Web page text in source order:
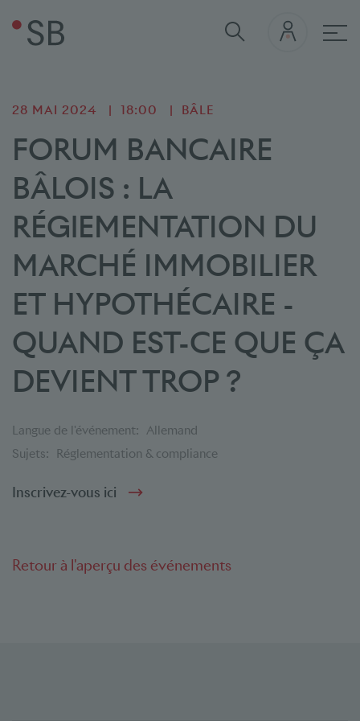
28 MAI 2024 18:00 BÂLE
FORUM BANCAIRE
BÂLOIS : LA
RÉGlEMENTATION DU
MARCHÉ IMMOBILIER
ET HYPOTHÉCAIRE -
QUAND EST-CE QUE ÇA
DEVIENT TROP ?
Langue de l'événement: Allemand
Sujets:
Réglementation & compliance
Inscrivez-vous ici
Retour à l'aperçu des événements